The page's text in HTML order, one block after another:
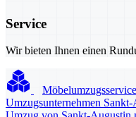
Service
Wir bieten Ihnen einen
Umzugsunternehmen